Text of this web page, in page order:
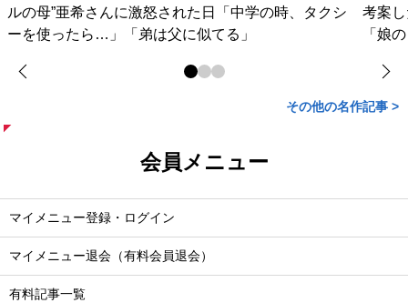
ルの母”亜希さんに激怒された日「中学の時、タクシ
ーを使ったら…」「弟は父に似てる」
考案
「娘
その他の名作記事 >
会員メニュー
マイメニュー登録・ログイン
マイメニュー退会（有料会員退会）
有料記事一覧